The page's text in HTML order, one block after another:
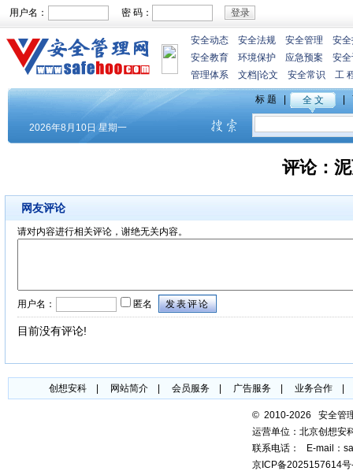
用户名： 密 码：
安全动态 安全法规 安全管理
安
安全教育
环境保护 应急预案
安
管理体系
文档 论文 安全常识 工
评论：
网友评论
请对内容进行相关评论，谢绝无关内容。
用户名： 匿名
目前没有评论!
创想安科| 网站简介| 会员服务| 广告服务| 业务合作|
© 2010-2026 安全
运营单位：北京创想安
联系电话：
E-mail：
京ICP备2025157614